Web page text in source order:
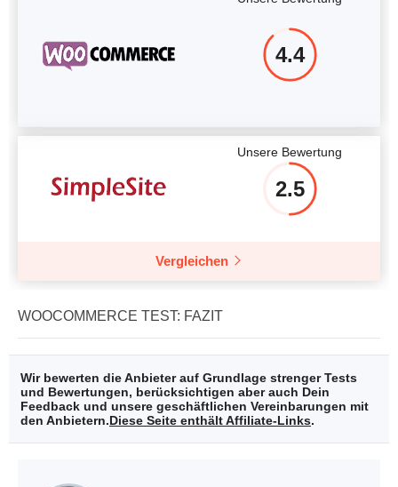
4.4
Unsere Bewertung
2.5
Vergleichen
WOOCOMMERCE TEST: FAZIT
Wir bewerten die Anbieter auf Grundlage strenger Tests
und Bewertungen, berücksichtigen aber auch Dein
Feedback und unsere geschäftlichen Vereinbarungen mit
den Anbietern.Diese Seite enthält Affiliate-Links.